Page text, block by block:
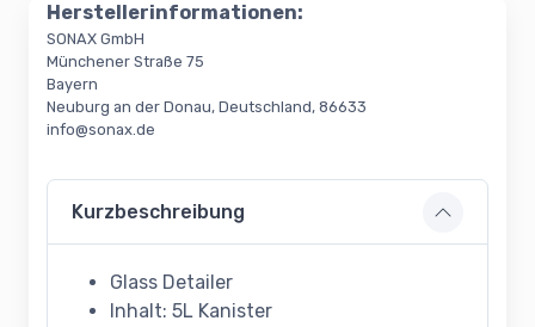
Herstellerinformationen:
SONAX GmbH
Münchener Straße 75
Bayern
Neuburg an der Donau, Deutschland, 86633
info@sonax.de
Kurzbeschreibung
Glass Detailer
Inhalt: 5L Kanister